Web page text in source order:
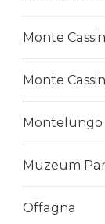
Monte
Monte
Montelungo
Muzeum
Offagna